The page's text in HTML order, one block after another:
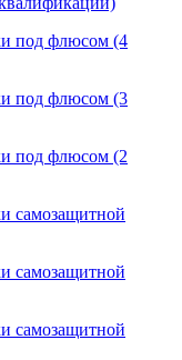
под флюсом (4
под флюсом (3
под флюсом (2
самозащитной
самозащитной
самозащитной